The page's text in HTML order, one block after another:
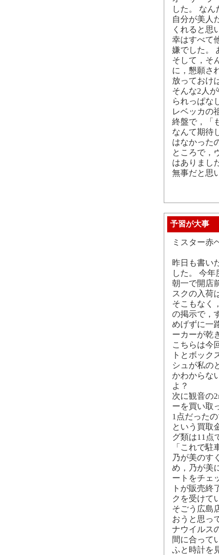
した。 な
自分が美人
くれると思
幸はすべて
嫌でした。
そして，そ
に，懇願さ
放っておけ
そんな2人
られっぱな
レベッカの
終盤で，「
なんて期待
はなかった
ところで，
はありまし
無事だと思
予習が大事
ミスター赤
昨日も書い
した。 今
朝一で開店
スクの入荷
そこもなく
の掲示で，
めげずに一
ーカーが乾
こちらは今
トとボック
シュが私の
かわからな
よ？
次に観音の
ーを買い取
1点だった
という買取
グ類は11点
「これで
乃が美のす
め，乃が美
ートをチェ
トが販売終
クを受けて
そごう広島
おうと思っ
ナウイルス
間に合って
ふと時計を